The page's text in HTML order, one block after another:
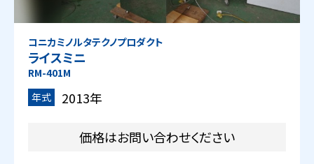
コニカミノルタテクノプロダクト
ライスミニ
RM-401M
年式
2013年
価格はお問い合わせください